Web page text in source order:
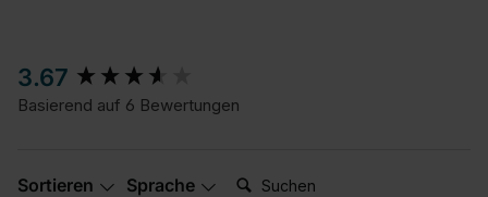
3.67
Basierend auf 6 Bewertungen
Sortieren Sprache Suchen:
New content loaded